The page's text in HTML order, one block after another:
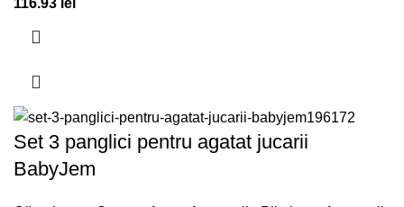
116.93 lei
Set 3 panglici pentru agatat jucarii
BabyJem